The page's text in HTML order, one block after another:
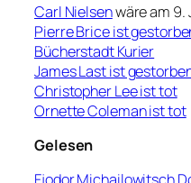
Carl Nielsenwäre am 9.
Pierre Brice ist
Bücherstadt Kurier
James Last ist
Christopher Lee ist tot
Ornette Coleman ist tot
Gelesen